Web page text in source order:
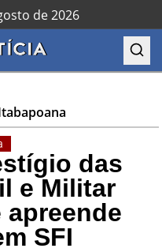
de 2026
das
e Militar
apreende
SFI